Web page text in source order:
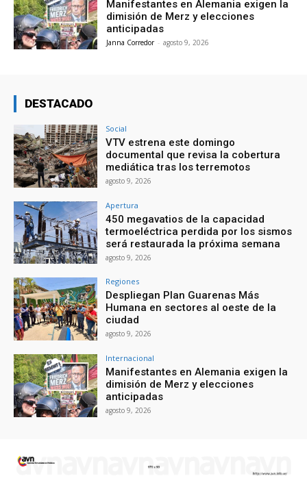
Manifestantes en Alemania exigen la
dimisión de Merz y elecciones
anticipadas
Janna Corredor - agosto 9, 2026
DESTACADO
Social
VTV estrena este domingo
documental que revisa la cobertura
mediática tras los terremotos
agosto 9, 2026
Apertura
450 megavatios de la capacidad
termoeléctrica perdida por los sismos
será restaurada la próxima semana
agosto 9, 2026
Regiones
Despliegan Plan Guarenas Más
Humana en sectores al oeste de la
ciudad
agosto 9, 2026
Internacional
Manifestantes en Alemania exigen la
dimisión de Merz y elecciones
anticipadas
agosto 9, 2026